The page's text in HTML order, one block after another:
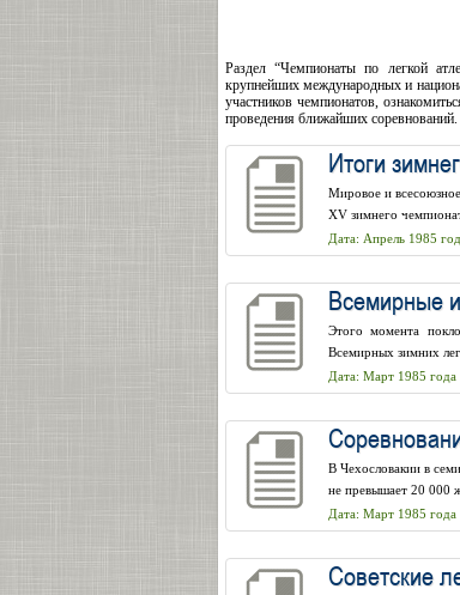
Раздел “Чемпионаты по легкой
крупнейших международных и
участников чемпионатов,
проведения ближайших соревнований.
Итоги
Мировое и
XV зимнего
Дата: Апрель 1985
Всемирные
Этого момента
Всемирных зимних
Дата: Март 1985 года
В Чехословакии в
не превышает 20 000
Дата: Март 1985 года
Советские